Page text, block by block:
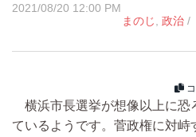
2021/08/20 12:00 PM
まのじ
政治 /
横浜市長選挙が想像以上に恐
ているようです。菅政権に対